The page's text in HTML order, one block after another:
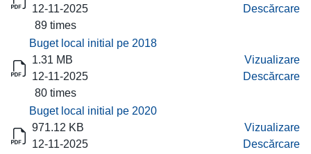
12-11-2025
89 times
Descărcare
Buget local initial pe 2018
1.31 MB
12-11-2025
80 times
Vizualizare
Descărcare
Buget local initial pe 2020
971.12 KB
12-11-2025
Vizualizare
Descărcare